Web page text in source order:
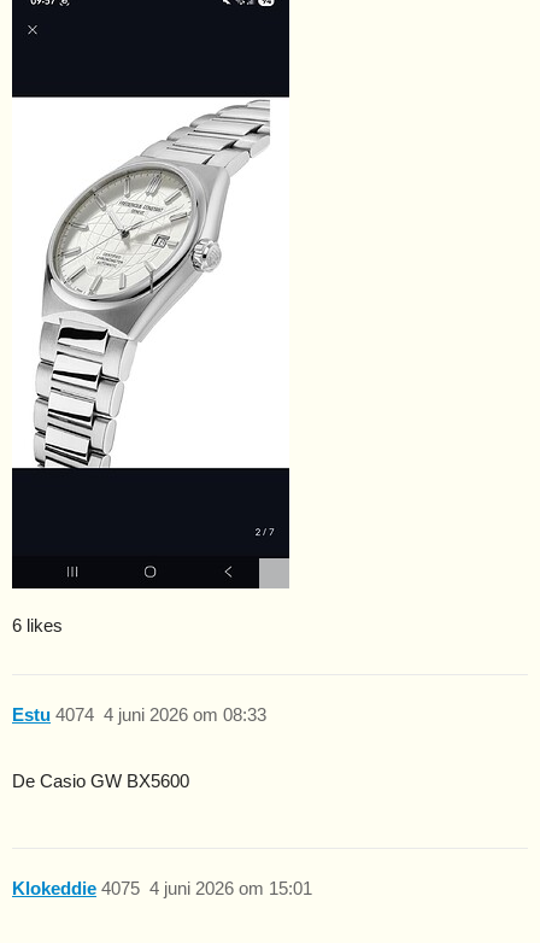
6 likes
Estu 4 juni 2026 om 08:33
4074
De Casio GW BX5600
Klokeddie 4 juni 2026 om 15:01
4075